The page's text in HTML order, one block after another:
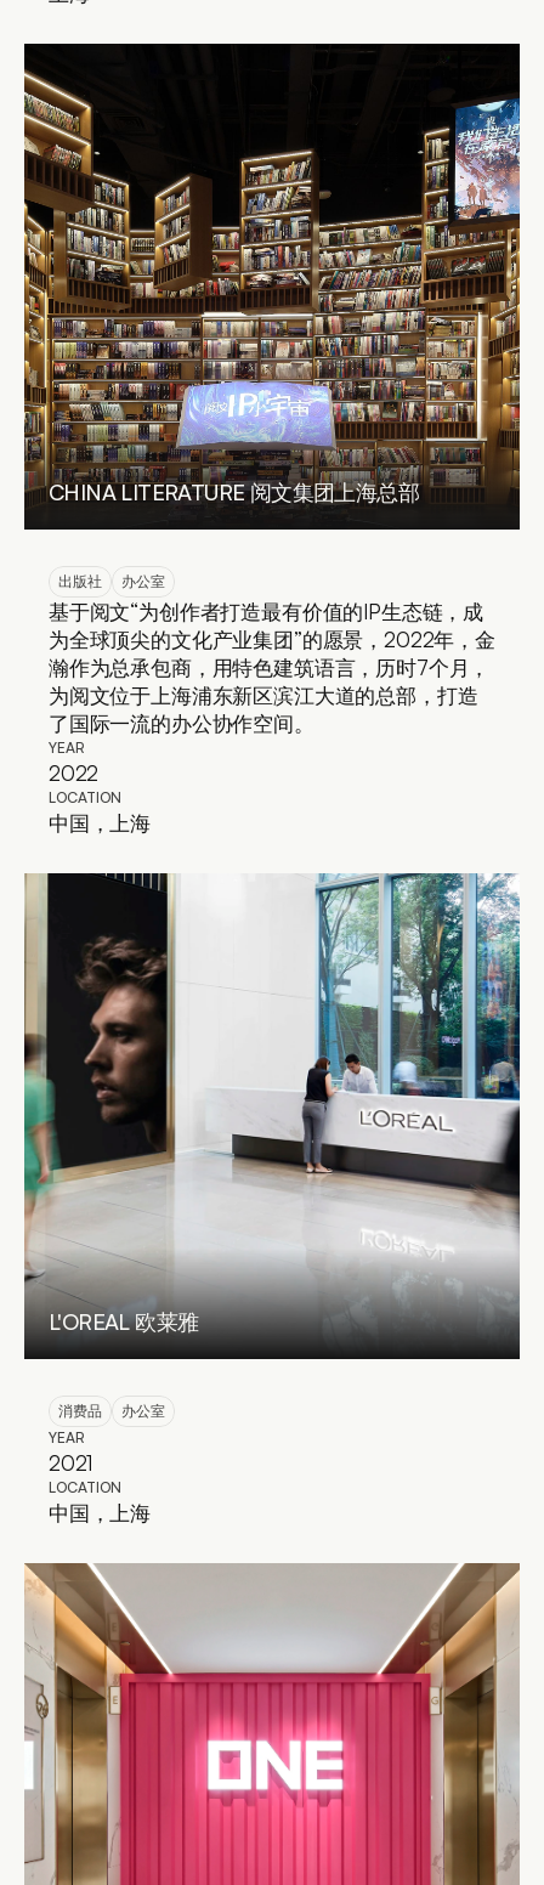
CHINA LITERATURE 阅文集团上海总部
出版社 办公室
基于阅文“为创作者打造最有价值的IP生态链，成
为全球顶尖的文化产业集团”的愿景，2022年，金
瀚作为总承包商，用特色建筑语言，历时7个月，
为阅文位于上海浦东新区滨江大道的总部，打造
了国际一流的办公协作空间。
YEAR
2022
LOCATION
中国，上海
L'OREAL 欧莱雅
消费品
办公室
YEAR
2021
LOCATION
中国，上海